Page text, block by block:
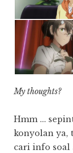
My thoughts?
Hmm …
konyolan ya,
cari info